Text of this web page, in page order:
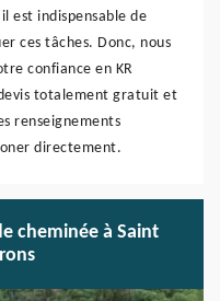
est indispensable de
ces tâches. Donc, nous
confiance en KR
totalement gratuit et
renseignements
directement.
cheminée à Saint